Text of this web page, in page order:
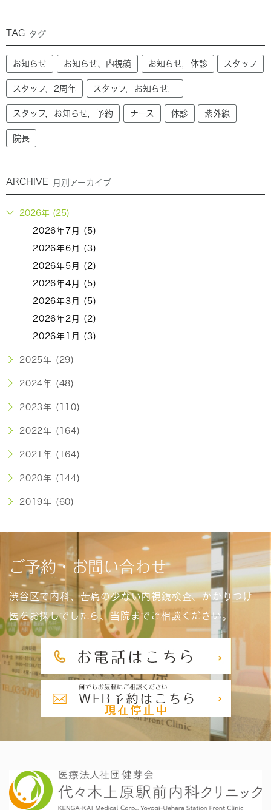
TAG タグ
お知らせ お知らせ、内視鏡 お知らせ，休診 スタッフ
スタッフ，2周年 スタッフ，お知らせ，
スタッフ，お知らせ，予約 ナース 休診 紫外線
院長
ARCHIVE 月別アーカイブ
2026年 (25)
2026年7月 (5)
2026年6月 (3)
2026年5月 (2)
2026年4月 (5)
2026年3月 (5)
2026年2月 (2)
2026年1月 (3)
2025年 (29)
2024年 (48)
2023年 (110)
2022年 (164)
2021年 (164)
2020年 (144)
2019年 (60)
ご予約・お問い合わせ
渋谷区で内科、苦痛の少ない内視鏡検査、かかりつけ
医をお探しでしたら、当院までご相談ください。